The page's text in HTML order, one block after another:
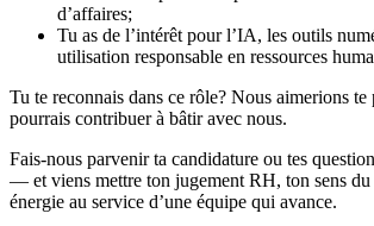
d’affaires;
Tu as de l’intérêt pour l’IA, les outils
utilisation responsable en ressources
Tu te reconnais dans ce rôle? Nous aimerions te
pourrais contribuer à bâtir avec nous.
Fais-nous parvenir ta candidature ou tes
— et viens mettre ton jugement RH, ton sens du
énergie au service d’une équipe qui avance.